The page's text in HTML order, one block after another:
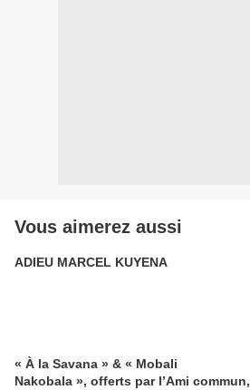
Vous aimerez aussi
ADIEU MARCEL KUYENA
« À la Savana » & « Mobali
Nakobala », offerts par l’Ami commun,